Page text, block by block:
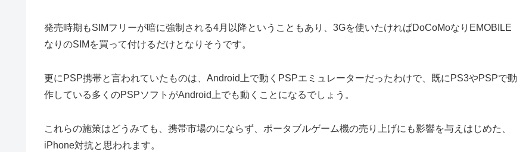
発売時期もSIMフリーが暗に強制される4月以降ということもあり、3Gを使いたければDoCoMoなりEMOBILE
なりのSIMを買って付けるだけとなりそうです。
更にPSP携帯と言われていたものは、Android上で動くPSPエミュレーターだったわけで、既にPS3やPSPで動
作している多くのPSPソフトがAndroid上でも動くことになるでしょう。
これらの施策はどうみても、携帯市場のにならず、ポータブルゲーム機の売り上げにも影響を与えはじめた、
iPhone対抗と思われます。